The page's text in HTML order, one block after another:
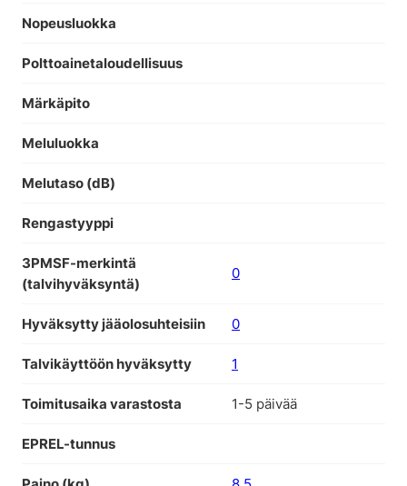
Nopeusluokka
Polttoainetaloudellisuus
Märkäpito
Meluluokka
Melutaso (dB)
Rengastyyppi
3PMSF-merkintä
(talvihyväksyntä)
0
Hyväksytty jääolosuhteisiin 0
Talvikäyttöön hyväksytty 1
Toimitusaika varastosta 1-5 päivää
EPREL-tunnus